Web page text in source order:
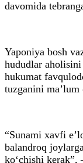
davomida
Yaponiya bosh
hududlar
hukumat
tuzganini
“Sunami xavfi
balandroq
ko‘chishi